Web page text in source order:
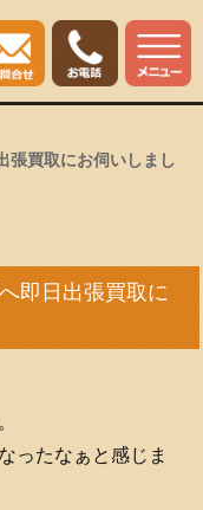
張買取にお伺いしまし
即日出張買取に
ったなぁと感じま